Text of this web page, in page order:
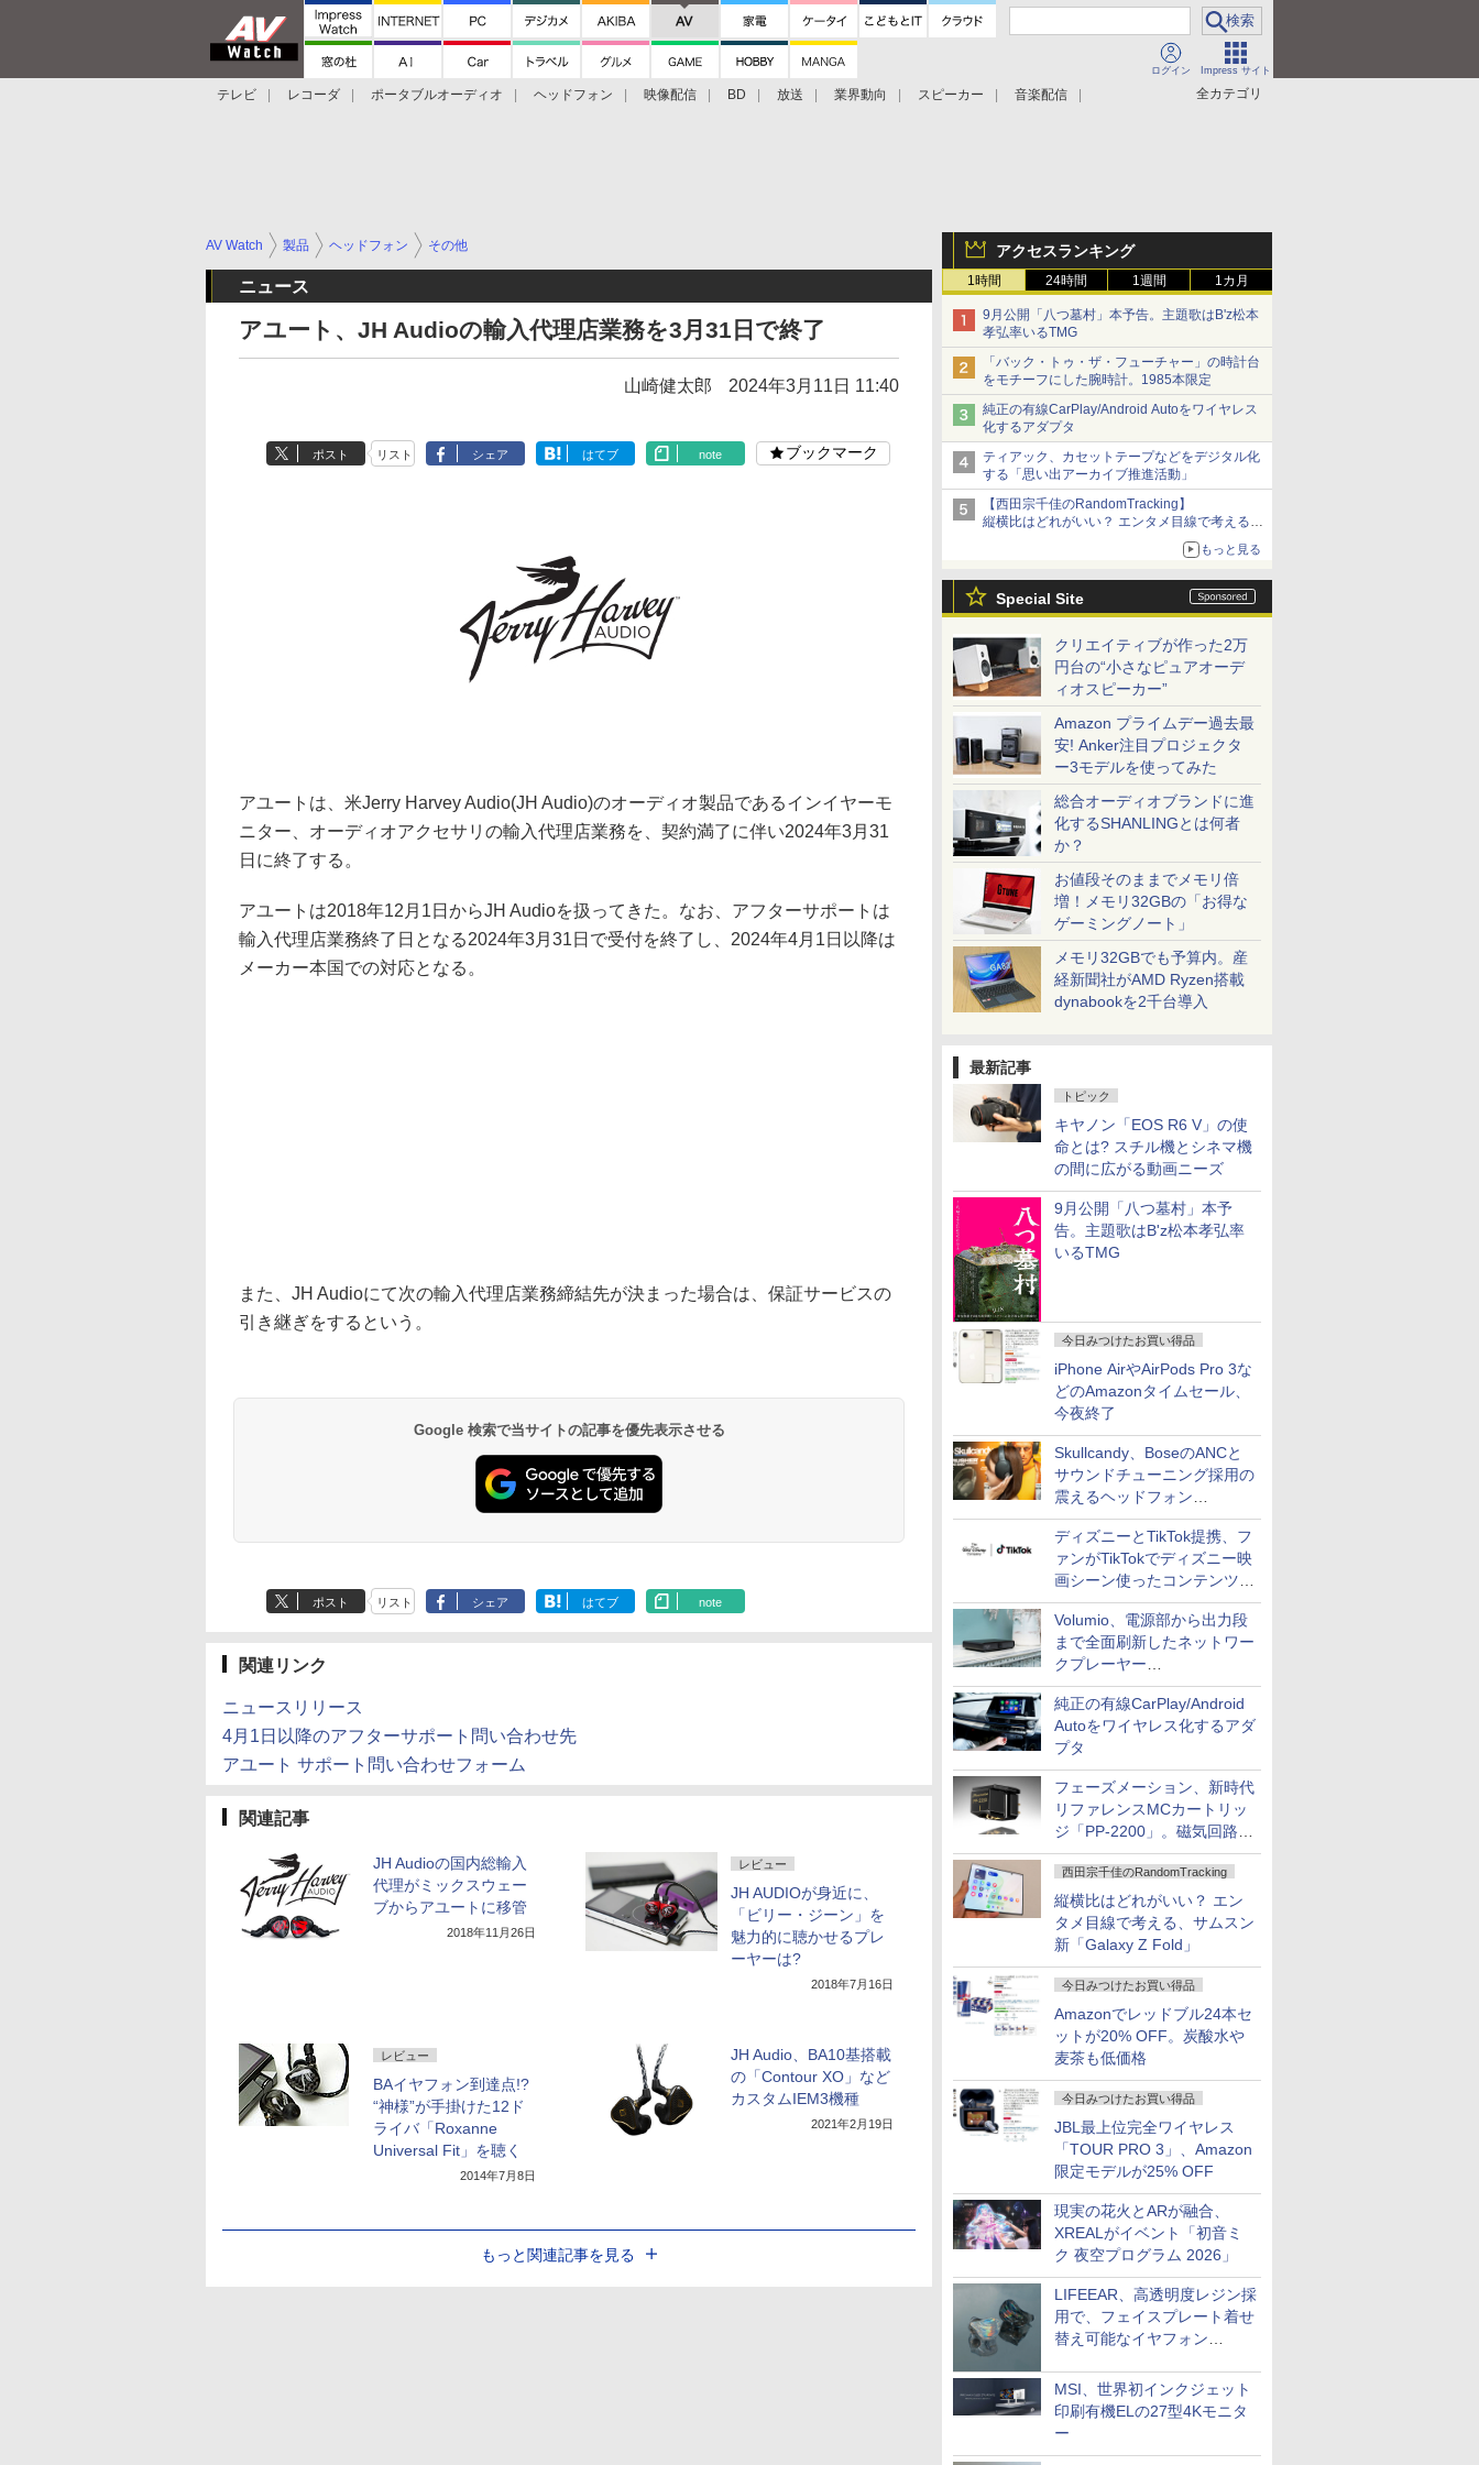
ログイン Impress サイト
全カテゴリ
テレビ レコーダ ポータブルオーディオ ヘッドフォン 映像配信 BD 放送 業界動向 スピーカー
音楽配信
アクセスランキング
1時間 24時間 1週間 1カ月
9月公開「八つ墓村」本予告。主題歌はB'z松本
孝弘率いるTMG
「バック・トゥ・ザ・フューチャー」の時計台
をモチーフにした腕時計。1985本限定
純正の有線CarPlay/Android Autoをワイヤレス
化するアダプタ
ティアック、カセットテープなどをデジタル化
する「思い出アーカイブ推進活動」
【西田宗千佳のRandomTracking】
縦横比はどれがいい？ エンタメ目線で考える、
もっと見る
Special Site
クリエイティブが作った2万
円台の“小さなピュアオーデ
ィオスピーカー”
Amazon プライムデー過去最
安! Anker注目プロジェクタ
ー3モデルを使ってみた
総合オーディオブランドに進
化するSHANLINGとは何者
か？
お値段そのままでメモリ倍
増！メモリ32GBの「お得な
ゲーミングノート」
メモリ32GBでも予算内。産
経新聞社がAMD Ryzen搭載
dynabookを2千台導入
最新記事
トピック
キヤノン「EOS R6 V」の使
命とは? スチル機とシネマ機
の間に広がる動画ニーズ
9月公開「八つ墓村」本予
告。主題歌はB'z松本孝弘率
いるTMG
今日みつけたお買い得品
iPhone AirやAirPods Pro 3な
どのAmazonタイムセール、
今夜終了
Skullcandy、BoseのANCと
サウンドチューニング採用の
震えるヘッドフォン
「Crusher 1080 ANC」
ディズニーとTikTok提携、フ
ァンがTikTokでディズニー映
画シーン使ったコンテンツ制
作、Disney+にも配信
Volumio、電源部から出力段
まで全面刷新したネットワー
クプレーヤー
「Primo（2026）」
純正の有線CarPlay/Android
Autoをワイヤレス化するアダ
プタ
フェーズメーション、新時代
リファレンスMCカートリッ
ジ「PP-2200」。磁気回路や
ハウジングを根本から見直し
西田宗千佳のRandomTracking
縦横比はどれがいい？ エン
タメ目線で考える、サムスン
新「Galaxy Z Fold」
今日みつけたお買い得品
Amazonでレッドブル24本セ
ットが20% OFF。炭酸水や
麦茶も低価格
今日みつけたお買い得品
JBL最上位完全ワイヤレス
「TOUR PRO 3」、Amazon
限定モデルが25% OFF
現実の花火とARが融合、
XREALがイベント「初音ミ
ク 夜空プログラム 2026」
LIFEEAR、高透明度レジン採
用で、フェイスプレート着せ
替え可能なイヤフォン
MSI、世界初インクジェット
印刷有機ELの27型4Kモニタ
ー
AV Watch 製品 ヘッドフォン その他
ニュース
アユート、JH Audioの輸入代理店業務を3月31日で終了
山崎健太郎 2024年3月11日 11:40
ポスト リスト シェア はてブ note ブックマーク
アユートは、米Jerry Harvey Audio(JH Audio)のオーディオ製品であるインイヤーモ
ニター、オーディオアクセサリの輸入代理店業務を、契約満了に伴い2024年3月31
日に終了する。
アユートは2018年12月1日からJH Audioを扱ってきた。なお、アフターサポートは
輸入代理店業務終了日となる2024年3月31日で受付を終了し、2024年4月1日以降は
メーカー本国での対応となる。
また、JH Audioにて次の輸入代理店業務締結先が決まった場合は、保証サービスの
引き継ぎをするという。
Google 検索で当サイトの記事を優先表示させる
ポスト リスト シェア はてブ note
関連リンク
ニュースリリース
4月1日以降のアフターサポート問い合わせ先
アユート サポート問い合わせフォーム
関連記事
JH Audioの国内総輸入
代理がミックスウェー
ブからアユートに移管
2018年11月26日
レビュー
JH AUDIOが身近に、
「ビリー・ジーン」を
魅力的に聴かせるプレ
ーヤーは?
2018年7月16日
レビュー
BAイヤフォン到達点!?
“神様”が手掛けた12ド
ライバ「Roxanne
Universal Fit」を聴く
2014年7月8日
JH Audio、BA10基搭載
の「Contour XO」など
カスタムIEM3機種
2021年2月19日
もっと関連記事を見る